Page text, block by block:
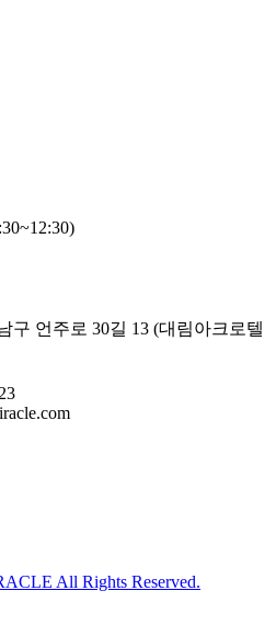
구 언주로 30길 13 (대림아크로텔
All Rights Reserved.